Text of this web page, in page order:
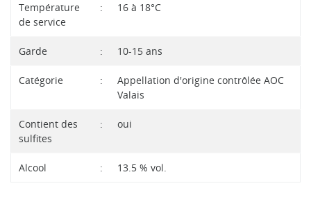
Température
de service
: 16 à 18°C
Garde : 10-15 ans
Catégorie :
Appellation d'origine contrôlée AOC
Valais
Contient des
sulfites
: oui
Alcool : 13.5 % vol.